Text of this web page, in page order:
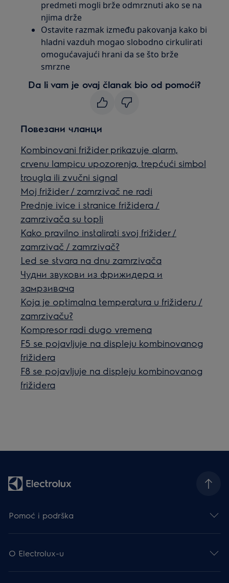
predmeti mogli brže odmrznuti ako se na
njima drže
Ostavite razmak između pakovanja kako bi
hladni vazduh mogao slobodno cirkulirati
omogućavajući hrani da se što brže
smrzne
Da li vam je ovaj članak bio od pomoći?
Повезани чланци
Kombinovani frižider prikazuje alarm,
crvenu lampicu upozorenja, trepćući simbol
trougla ili zvučni signal
Moj frižider / zamrzivač ne radi
Prednje ivice i stranice frižidera /
zamrzivača su topli
Kako pravilno instalirati svoj frižider /
zamrzivač / zamrzivač?
Led se stvara na dnu zamrzivača
Чудни звукови из фрижидера и
замрзивача
Koja je optimalna temperatura u frižideru /
zamrzivaču?
Kompresor radi dugo vremena
F5 se pojavljuje na displeju kombinovanog
frižidera
F8 se pojavljuje na displeju kombinovanog
frižidera
Pomoć i podrška
O Electrolux-u